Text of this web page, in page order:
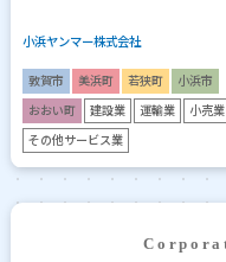
小浜ヤンマー株式会社
敦賀市 美浜町 若狭町 小浜市
おおい町 建設業 運輸業 小売業
その他サービス業